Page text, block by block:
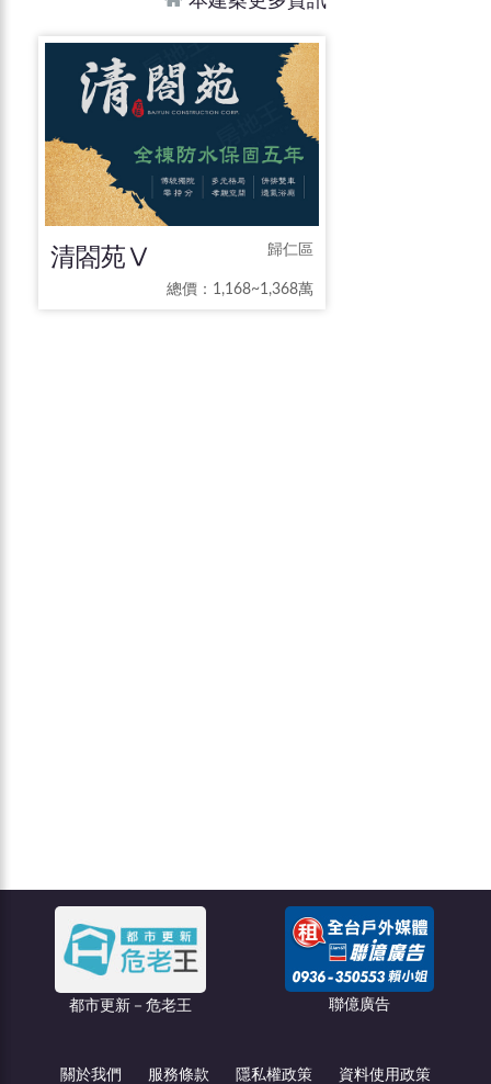
清閤苑Ⅴ 歸仁區
總價：1,168~1,368萬
聯億廣告 創綠碳權科技
關於我們 服務條款 隱私權政策 資料使用政策